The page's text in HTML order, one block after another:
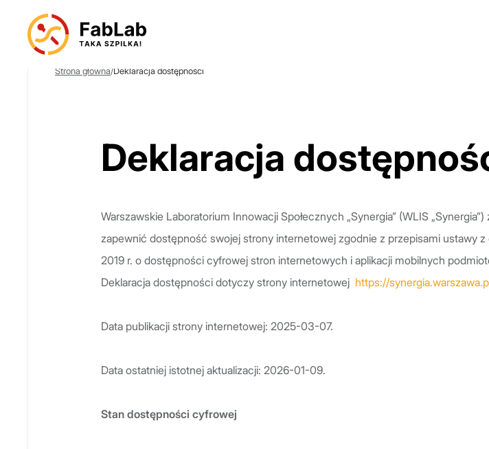
Strona główna/Deklaracja dostępności
Deklaracja
Warszawskie Laboratorium Innowacji Społecznych „Synergia” (WLIS
zapewnić dostępność swojej strony internetowej zgodnie z przepisami ustawy z
2019 r. o dostępności cyfrowej stron internetowych i aplikacji mobilnych
Deklaracja dostępności dotyczy strony internetowej https://
Data publikacji strony internetowej: 2025-03-07.
Data ostatniej istotnej aktualizacji: 2026-01-09.
Stan dostępności cyfrowej